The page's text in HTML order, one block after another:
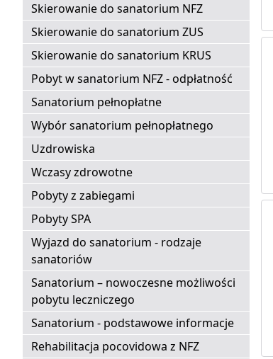
Skierowanie do sanatorium NFZ
Skierowanie do sanatorium ZUS
Skierowanie do sanatorium KRUS
Pobyt w sanatorium NFZ - odpłatność
Sanatorium pełnopłatne
Wybór sanatorium pełnopłatnego
Uzdrowiska
Wczasy zdrowotne
Pobyty z zabiegami
Pobyty SPA
Wyjazd do sanatorium - rodzaje
sanatoriów
Sanatorium – nowoczesne możliwości
pobytu leczniczego
Sanatorium - podstawowe informacje
Rehabilitacja pocovidowa z NFZ